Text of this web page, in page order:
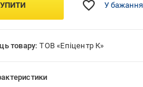
У бажання
товару: ТОВ «Епіцентр К»